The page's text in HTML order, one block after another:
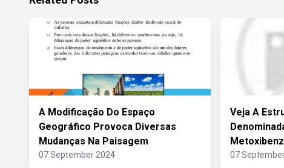
A Modificação Do Espaço
Geográfico Provoca Diversas
Mudanças Na Paisagem
07 September 2024
Veja A
07